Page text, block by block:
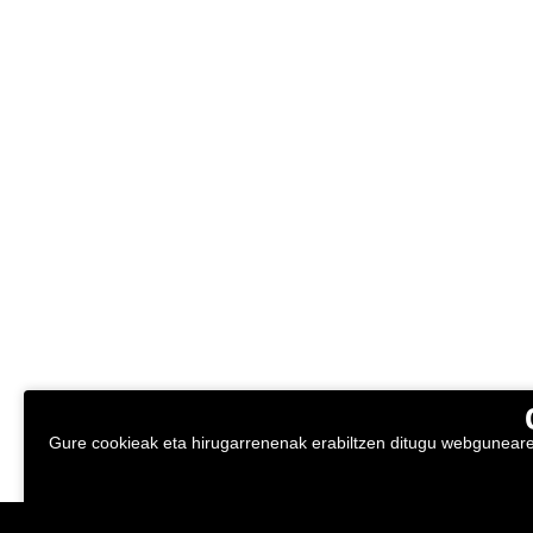
Gure cookieak eta hirugarrenenak erabiltzen ditugu